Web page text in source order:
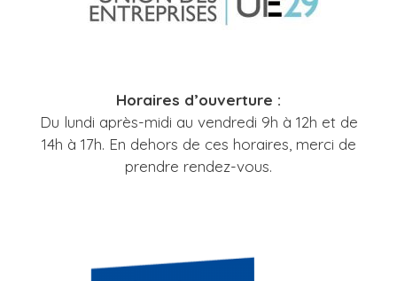
Horaires d’ouverture :
Du lundi après-midi au vendredi 9h à 12h et de
14h à 17h. En dehors de ces horaires, merci de
prendre rendez-vous.